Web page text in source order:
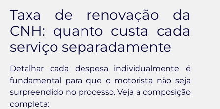
Taxa de renovação da
CNH: quanto custa cada
serviço separadamente
Detalhar cada despesa individualmente é
fundamental para que o motorista não seja
surpreendido no processo. Veja a composição
completa: